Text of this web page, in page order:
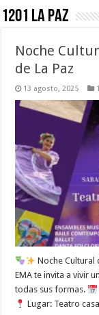
1201 La Paz
Noche
de La Paz
13 agosto, 2025
Noche Cultural
EMA te invita a vivir
todas sus formas.
Lugar: Teatro